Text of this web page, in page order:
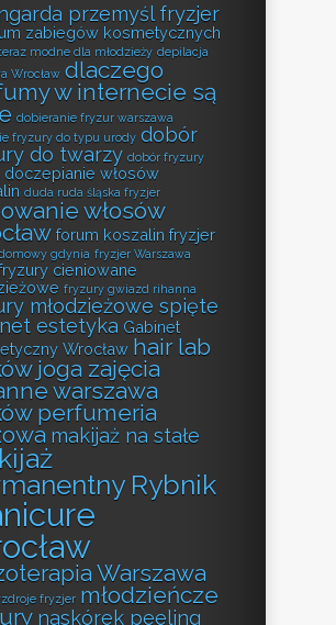
przemyśl fryzjer
zabiegów kosmetycznych
modne dla młodzieży depilacja
Wrocław dlaczego
w internecie są
dobieranie fryzur warszawa
fryzury do typu urody dobór
do twarzy dobór fryzury
doczepianie włosów
duda ruda śląska fryzjer
włosów
forum koszalin fryzjer
gdynia fryzjer Warszawa
cieniowane
fryzury gwiazd rihanna
młodzieżowe spięte
estetyka Gabinet
Wrocław hair lab
joga zajęcia
warszawa
perfumeria
makijaż na stałe
Rybnik
Warszawa
fryzjer młodzieńcze
naskórek peeling